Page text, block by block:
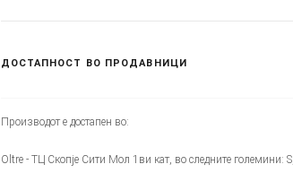
ДОСТАПНОСТ ВО ПРОДАВНИЦИ
Производот е достапен во:
Oltre - ТЦ Скопје Сити Мол 1ви кат, во следните големини: